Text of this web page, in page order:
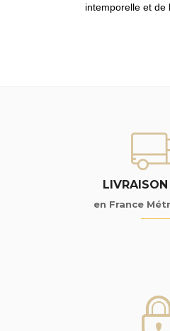
intemporelle et de
en France